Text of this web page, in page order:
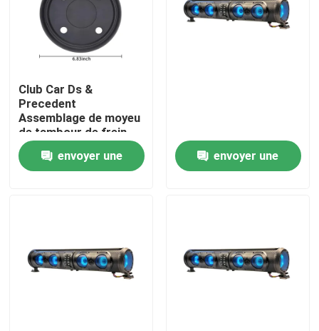
Maison
Produits
Visite d'usine
Club Car Ds &
Precedent
Assemblage de moyeu
de tambour de frein
OEM
envoyer une envoyer une